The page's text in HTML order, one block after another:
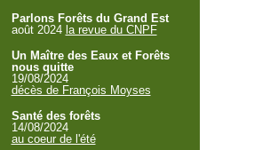
Parlons Forêts du Grand Est
août 2024 la revue du CNPF
Un Maître des Eaux et Forêts
nous quitte
19/08/2024
décès de François Moyses
Santé des forêts
14/08/2024
au coeur de l'été